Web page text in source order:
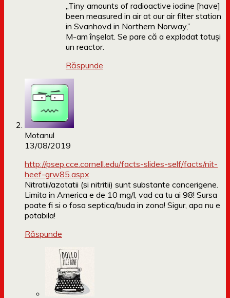
„Tiny amounts of radioactive iodine [have]
been measured in air at our air filter station
in Svanhovd in Northern Norway,”
M-am înșelat. Se pare că a explodat totuși
un reactor.
Răspunde
Motanul
13/08/2019
http://psep.cce.cornell.edu/facts-slides-self/facts/nit-
heef-grw85.aspx
Nitratii/azotatii (si nitritii) sunt substante cancerigene.
Limita in America e de 10 mg/l, vad ca tu ai 98! Sursa
poate fi si o fosa septica/buda in zona! Sigur, apa nu e
potabila!
Răspunde